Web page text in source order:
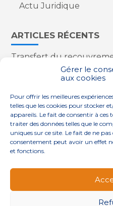
Gérer le
aux cookies
Pour offrir les meilleures
telles que les cookies pour stocker
appareils. Le fait de consentir à
traiter des données telles que le
uniques sur ce site. Le fait de ne
consentement peut avoir un effet
et fonctions.
Actu Juridique
ARTICLES RÉCENTS
Transfert du
l’Urssaf : des nouveautés
Appareils
Contrôle de la qualité de
Industriels : le point sur
réglementaires
Footer QUI SOMMES-
NOS SOLUTIONS